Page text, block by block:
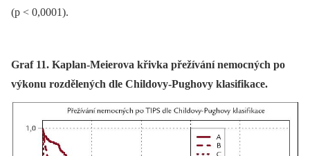
(p < 0,0001).
Graf 11. Kaplan-Meierova křivka přežívání nemocných po
výkonu rozdělených dle Childovy-Pughovy klasifikace.